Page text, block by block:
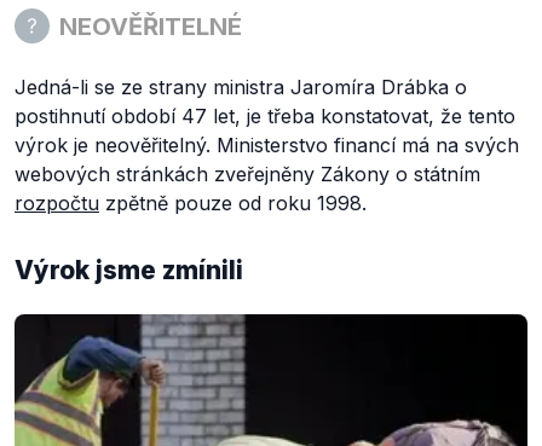
NEOVĚŘITELNÉ
Jedná-li se ze strany ministra Jaromíra Drábka o
postihnutí období 47 let, je třeba konstatovat, že tento
výrok je neověřitelný. Ministerstvo financí má na svých
webových stránkách zveřejněny Zákony o státním
rozpočtu zpětně pouze od roku 1998.
Výrok jsme zmínili